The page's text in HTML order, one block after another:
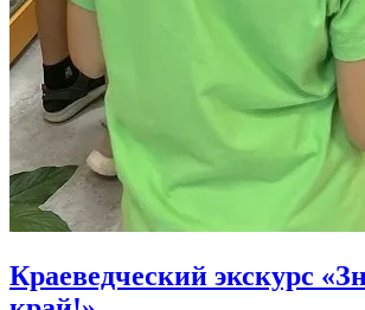
Краеведческий экскурс